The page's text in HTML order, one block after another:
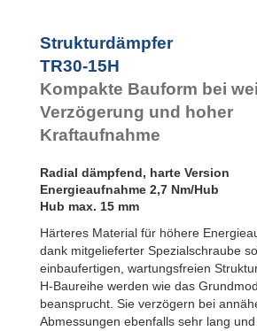
Strukturdämpfer
TR30-15H
Kompakte Bauform bei
Verzögerung und hoher
Kraftaufnahme
Radial dämpfend, harte Version
Energieaufnahme 2,7 Nm/Hub
Hub max. 15 mm
Härteres Material für höhere
dank mitgelieferter Spezialschraube
einbaufertigen, wartungsfreien
H-Baureihe werden wie das
beansprucht. Sie verzögern bei
Abmessungen ebenfalls sehr lang